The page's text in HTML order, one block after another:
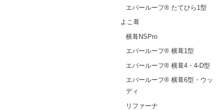
エバールーフ® たてひら1型
よこ葺
横葺NSPro
エバールーフ® 横葺1型
エバールーフ® 横葺4・4-D型
エバールーフ® 横葺6型・ウッ
ディ
リファーナ